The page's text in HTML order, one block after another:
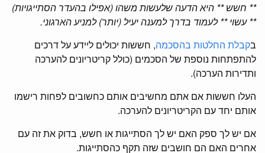
** חשש ** היא הדעה שלעשות משהו (אפילו בהעדר הסתייגויות)
** עשוי ** לעמוד בדרך למענה יעיל (יותר) למניע הארגוני.
בקבלת החלטות בהסכמה, חששות יכולים ליידע על דרכים
להתפתחות נוספת של הסכמים (כולל קריטריונים להערכה
ותדירות הערכה).
העלו חששות אם אתם מחשיבים אותם כחשובים לפחות רישמו
אותם יחד עם הקריטריונים להערכה.
אם יש לך ספק האם יש לך הסתייגות או חשש, בדוק את זה עם
אחרים האם הם חושבים שזה תקף כהסתייגות.